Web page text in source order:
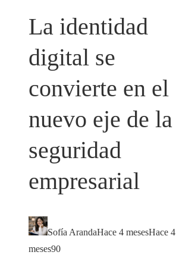
La identidad
digital se
convierte en el
nuevo eje de la
seguridad
empresarial
Sofía ArandaHace 4 mesesHace 4
meses90